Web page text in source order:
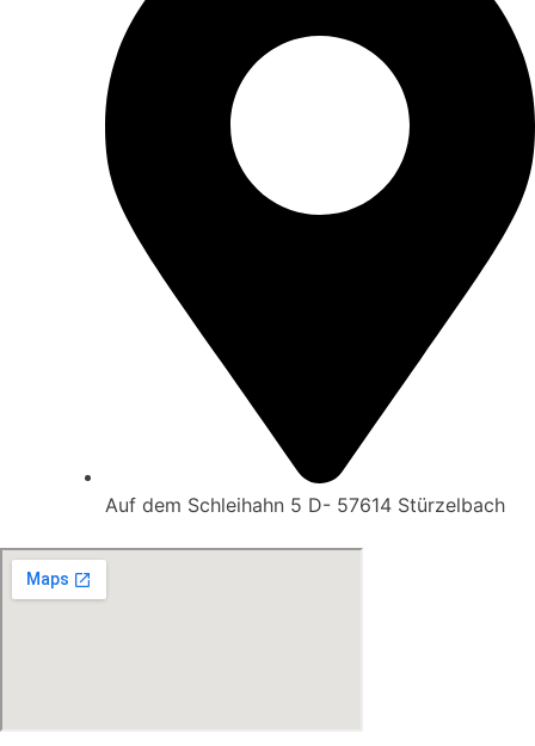
Auf dem Schleihahn 5 D- 57614 Stürzelbach